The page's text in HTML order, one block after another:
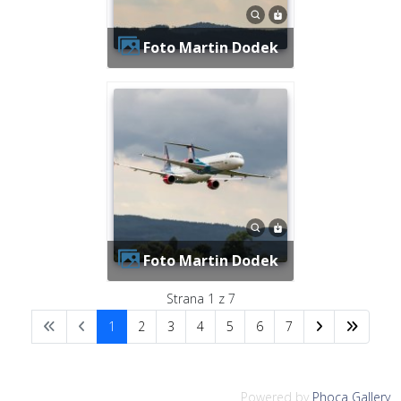
Foto Martin Dodek
Foto Martin Dodek
Strana 1 z 7
1
2 3 4 5 6 7
Powered by Phoca Gallery